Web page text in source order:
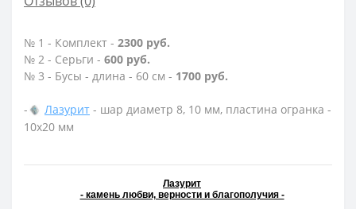
№ 1 - Комплект - 2300 руб.
№ 2 - Серьги - 600 руб.
№ 3 - Бусы - длина - 60 см - 1700 руб.
- Лазурит - шар диаметр 8, 10 мм, пластина огранка -
10х20 мм
Лазурит
- камень любви, верности и благополучия -